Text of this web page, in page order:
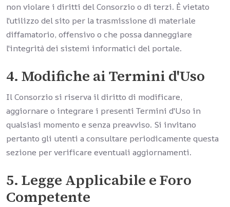
non violare i diritti del Consorzio o di terzi. È vietato
l'utilizzo del sito per la trasmissione di materiale
diffamatorio, offensivo o che possa danneggiare
l'integrità dei sistemi informatici del portale.
4. Modifiche ai Termini d'Uso
Il Consorzio si riserva il diritto di modificare,
aggiornare o integrare i presenti Termini d'Uso in
qualsiasi momento e senza preavviso. Si invitano
pertanto gli utenti a consultare periodicamente questa
sezione per verificare eventuali aggiornamenti.
5. Legge Applicabile e Foro
Competente